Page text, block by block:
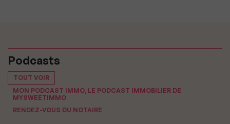
Podcasts
TOUT VOIR
MON PODCAST IMMO, LE PODCAST IMMOBILIER DE
MYSWEETIMMO
RENDEZ-VOUS DU NOTAIRE